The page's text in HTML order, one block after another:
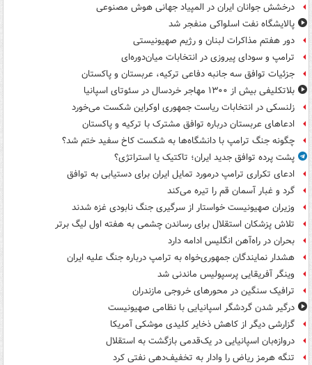
درخشش جوانان ایران در المپیاد جهانی هوش مصنوعی
پالایشگاه نفت اسلواکی منفجر شد
دور هفتم مذاکرات لبنان و رژیم صهیونیستی
ترامپ و سودای پیروزی در انتخابات میان‌دوره‌ای
جزئیات توافق سه جانبه دفاعی ترکیه، عربستان و پاکستان
بلاتکلیفی بیش از ۱۳۰۰ مهاجر خردسال در سئوتای اسپانیا
زلنسکی در انتخابات ریاست جمهوری اوکراین شکست می‌خورد
ادعاهای عربستان درباره توافق مشترک با ترکیه و پاکستان
چگونه جنگ ترامپ با دانشگاه‌ها به شکست کاخ سفید ختم شد؟
پشت پرده توافق جدید ایران؛ تاکتیک یا استراتژی؟
ادعای تکراری ترامپ درمورد تمایل ایران برای دستیابی به توافق
گرد و غبار آسمان قم را تیره می‌کند
وزیران صهیونیست خواستار از سرگیری جنگ نابودی غزه شدند
تلاش پزشکان استقلال برای رساندن چشمی به هفته اول لیگ برتر
بحران در راه‌آهن انگلیس ادامه دارد
هشدار نمایندگان جمهوری‌خواه به ترامپ درباره جنگ علیه ایران
وینگر آفریقایی پرسپولیس ماندنی شد
ترافیک سنگین در محورهای خروجی مازندران
درگیر شدن گردشگر اسپانیایی با نظامی صهیونیست
گزارشی دیگر از کاهش ذخایر کلیدی موشکی آمریکا
دروازه‌بان اسپانیایی در یک‌قدمی بازگشت به استقلال
تنگه هرمز ریاض را وادار به تخفیف‌دهی نفتی کرد